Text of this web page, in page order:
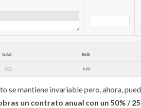
se mantiene invariable pero, ahora,
un contrato anual con un 50% /